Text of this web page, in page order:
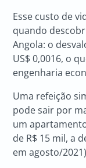
Esse custo de
quando
Angola: o
US$ 0,0016, o
engenharia
Uma refeição
pode sair por
um
de R$ 15 mil, a
em agosto/